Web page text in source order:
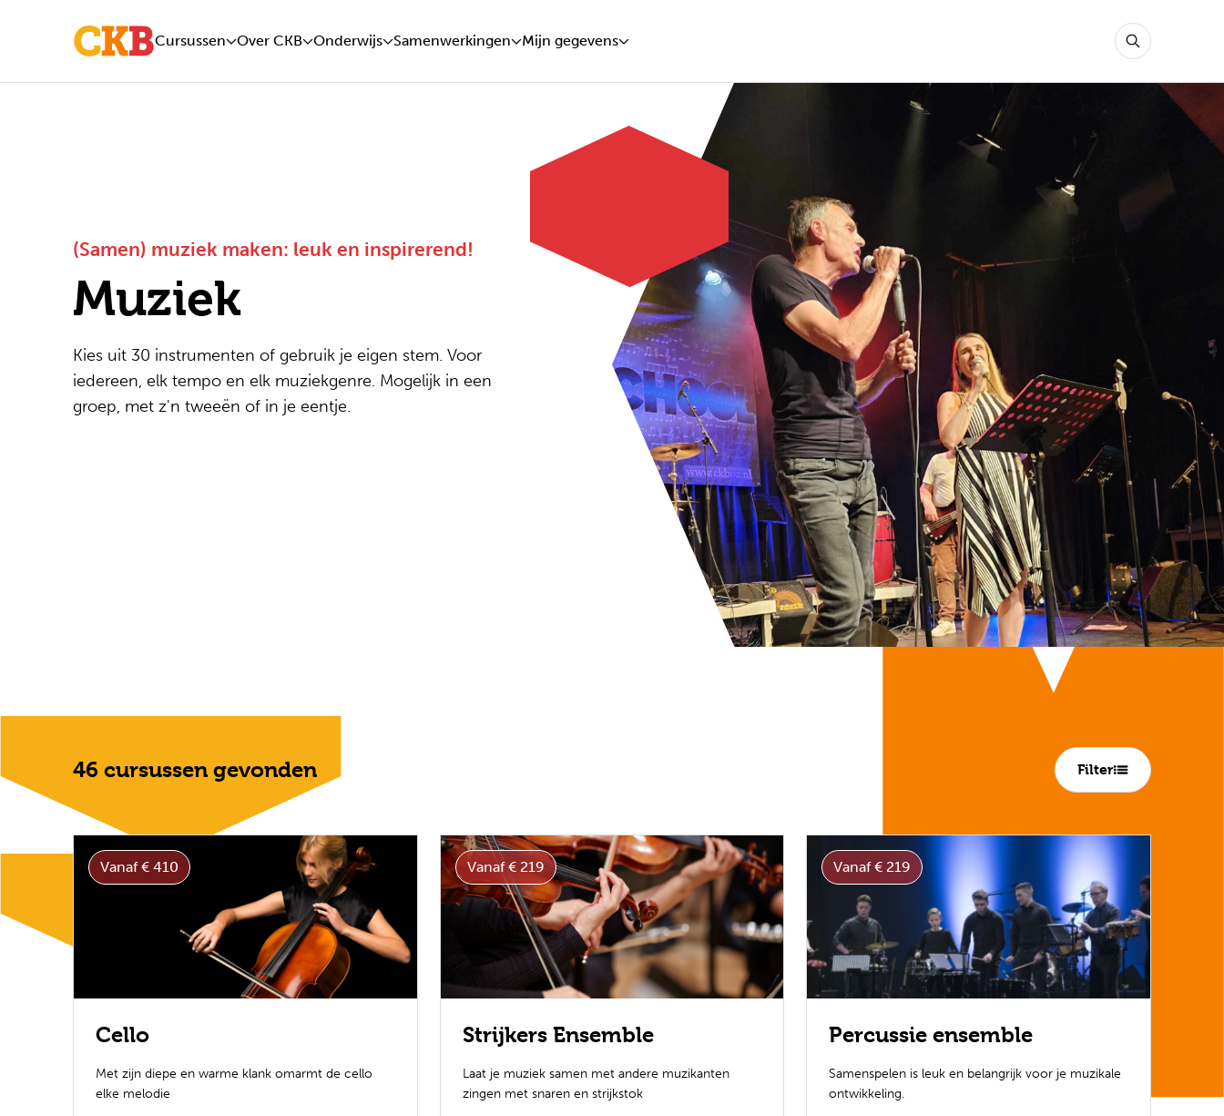
Cursussen Over CKB Onderwijs Samenwerkingen Mijn gegevens
(Samen) muziek maken: leuk en inspirerend!
Muziek
Kies uit 30 instrumenten of gebruik je eigen stem. Voor
iedereen, elk tempo en elk muziekgenre. Mogelijk in een
groep, met z'n tweeën of in je eentje.
46 cursussen gevonden Filter
Vanaf € 410
Cello
Met zijn diepe en warme klank omarmt de cello
elke melodie
Vanaf € 219
Strijkers Ensemble
Laat je muziek samen met andere muzikanten
zingen met snaren en strijkstok
Vanaf € 219
Percussie ensemble
Samenspelen is leuk en belangrijk voor je muzikale
ontwikkeling.